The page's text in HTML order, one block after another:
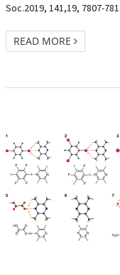
Soc.2019, 141,19, 7807-
READ MORE